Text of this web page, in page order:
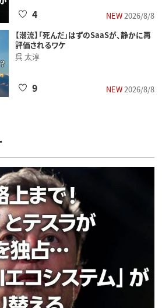
NEW2026/8/8
4
【潮流】「死んだ」はずのSaaSが、静かに再
評価されるワケ
呉 太淳
NEW2026/8/8
9